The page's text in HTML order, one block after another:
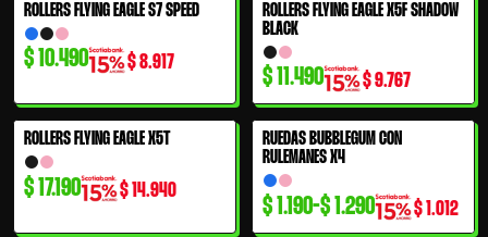
ROLLERS FLYING EAGLE S7 SPEED
$ 10.490 $8.917
ROLLERS FLYING EAGLE X5F SHADOW
BLACK
$11.490 $9.767
ROLLERS FLYING EAGLE X5T
$ 17.190 $14.940
RUEDAS BUBBLEGUM CON
RULEMANES X4
$1.190-$1.290
Rango
de
precios:
desde
$1.012